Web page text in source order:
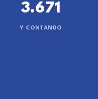
3.671
Y CONTANDO